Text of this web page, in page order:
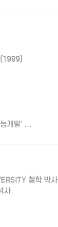
(1999)
능개발' …
철학 박사
사